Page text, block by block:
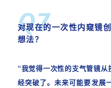
Q7
对现在的一次性内窥镜
想法？
“我觉得一次性的支气管镜
经突破了。未来可能要发展